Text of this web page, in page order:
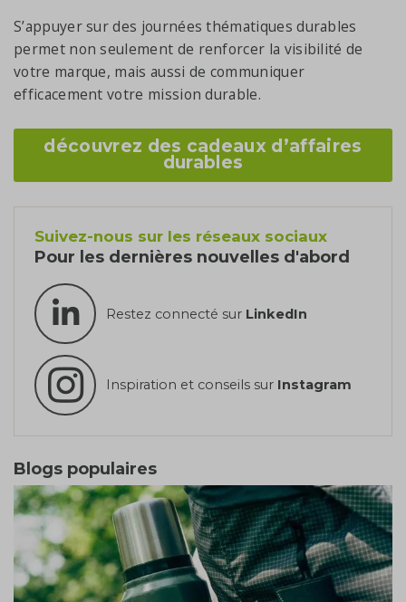
S’appuyer sur des journées thématiques durables
permet non seulement de renforcer la visibilité de
votre marque, mais aussi de communiquer
efficacement votre mission durable.
découvrez des cadeaux d’affaires
durables
Suivez-nous sur les réseaux sociaux
Pour les dernières nouvelles d'abord
Restez connecté sur LinkedIn
Inspiration et conseils sur Instagram
Blogs populaires